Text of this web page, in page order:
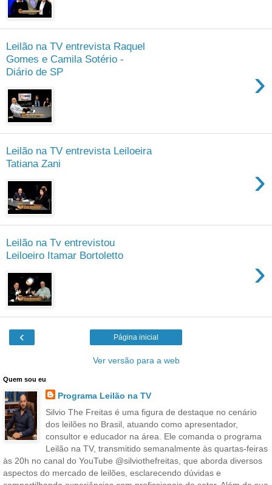
Leilão na TV entrevista Raquel
Gomes e Camila Sotério -
Diário de SP
›
Leilão na TV entrevista Leiloeira
Tatiana Zani
›
Leilão na Tv entrevistou
Leiloeiro Itamar Bortoletto
›
‹ Página inicial
Ver versão para a web
Quem sou eu
Programa Leilão na TV
Silvio The Freitas é uma figura de destaque no cenário
dos leilões no Brasil, atuando como apresentador,
consultor e educador na área. Ele comanda o programa
Leilão na TV, transmitido semanalmente às quartas-feiras
às 20h no canal do YouTube @silviothefreitas, que aborda diversos
aspectos do mercado de leilões, esclarecendo dúvidas e